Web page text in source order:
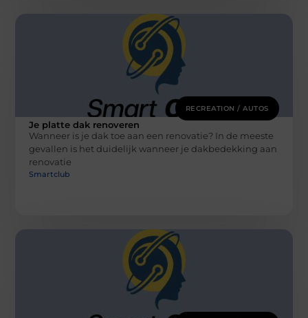
RECREATION / AUTOS
Je platte dak renoveren
Wanneer is je dak toe aan een renovatie? In de meeste
gevallen is het duidelijk wanneer je dakbedekking aan
renovatie
Smartclub